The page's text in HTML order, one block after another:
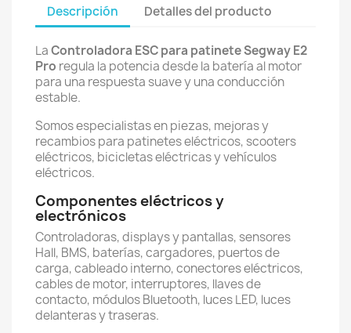
Descripción Detalles del producto
LaControladora ESC para patinete Segway E2
Pro regula la potencia desde la batería al motor
para una respuesta suave y una conducción
estable.
Somos especialistas en piezas, mejoras y
recambios para patinetes eléctricos, scooters
eléctricos, bicicletas eléctricas y vehículos
eléctricos.
Componentes eléctricos y
electrónicos
Controladoras, displays y pantallas, sensores
Hall, BMS, baterías, cargadores, puertos de
carga, cableado interno, conectores eléctricos,
cables de motor, interruptores, llaves de
contacto, módulos Bluetooth, luces LED, luces
delanteras y traseras.